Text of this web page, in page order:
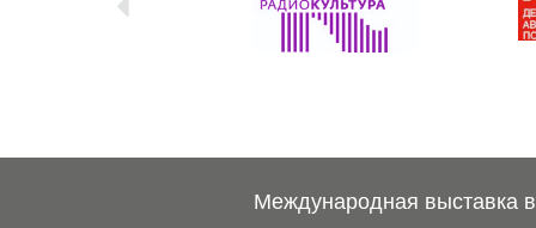
Международная выставка